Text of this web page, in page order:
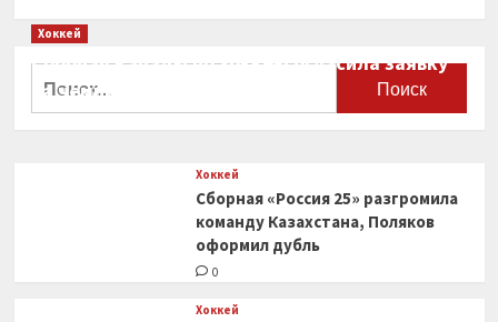
Барс»
Хоккей
Сборная Канады по хоккею огласила заявку
на чемпионат мира
Хоккей
Сборная «Россия 25» разгромила
команду Казахстана, Поляков
оформил дубль
0
Хоккей